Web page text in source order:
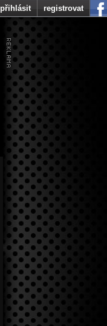
přihlásit registrovat